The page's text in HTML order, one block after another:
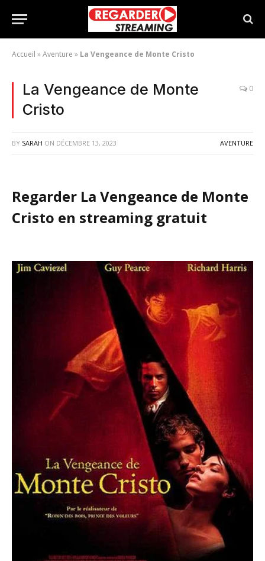
Accueil »Aventure » La Vengeance de Monte Cristo
La Vengeance de Monte
Cristo
0
BY SARAH ON DÉCEMBRE 13, 2023 AVENTURE
Regarder La Vengeance de Monte
Cristo en streaming gratuit